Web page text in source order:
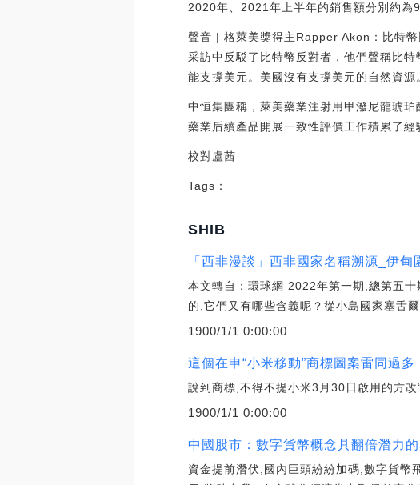
2020年、2021年上半年的銷售額分別約為
聲音 | 格萊美獎得主Rapper Akon：比特
采訪中反駁了比特幣反對者，他們聲稱比
能支撐美元。美國沒有支撐美元的自然資
中恒集團稱，萊美藥業注射用甲潑尼龍琥
藥業后續產品開展一致性評價工作積累了
校對盧茜
Tags：
SHIB
「西非漫談」西非國家名稱溯源_伊
本文轉自：環球網 2022年第一期,總第五
的,它們又有哪些含義呢？從小島國家塞舌
1900/1/1 0:00:00
這個在申“小米移動”商標圖案雷同過
說到商標,不得不提小米3月30日啟用的方
1900/1/1 0:00:00
中國股市：數字貨幣概念具翻倍潛力
資金提前潛伏,國內巨頭紛紛加碼,數字貨幣